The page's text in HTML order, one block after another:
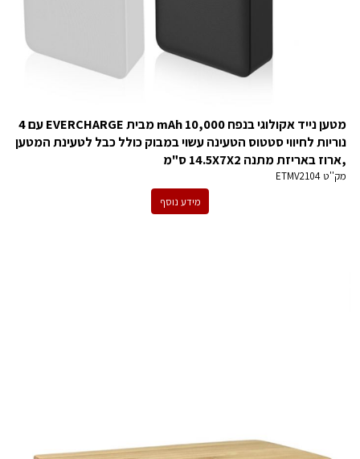
מטען נייד אקולוגי בנפח 10,000 mAh מבית EVERCHARGE עם 4
נוריות לחיווי סטטוס הטעינה עשוי במבוק כולל כבל לטעינת המטען
,ארוז באריזת מתנה 14.5X7X2 ס"מ
מק''טETMV2104
מידע נוסף